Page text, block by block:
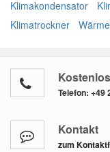
Klimakondensator
Klimatrockner
Telefon: +49
Kontakt
zum